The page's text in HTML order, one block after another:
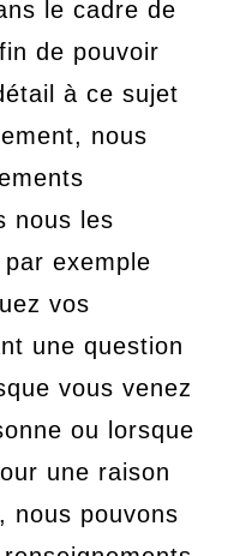
le cadre de
de pouvoir
à ce sujet
nous
nous les
exemple
vos
une question
vous venez
ou lorsque
une raison
nous pouvons